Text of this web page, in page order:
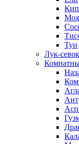
Туи
Лук-севок